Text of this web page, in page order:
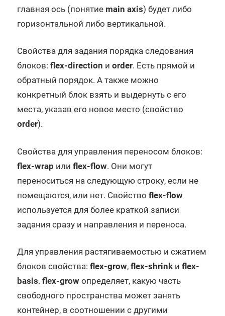
главная ось (понятие main axis) будет либо
горизонтальной либо вертикальной.
Свойства для задания порядка следования
блоков: flex-direction и order. Есть прямой и
обратный порядок. А также можно
конкретный блок взять и выдернуть с его
места, указав его новое место (свойство
order).
Свойства для управления переносом блоков:
flex-wrap или flex-flow. Они могут
переноситься на следующую строку, если не
помещаются, или нет. Свойство flex-flow
используется для более краткой записи
задания сразу и направления и переноса.
Для управления растягиваемостью и сжатием
блоков свойства: flex-grow, flex-shrink и flex-
basis. flex-grow определяет, какую часть
свободного пространства может занять
контейнер, в соотношении с другими